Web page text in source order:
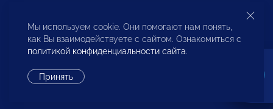
Бюро по защите прав предпринимателей и
инвесторов
Мы используем cookie. Они помогают нам понять,
как Вы взаимодействуете с сайтом. Ознакомиться с
политикой конфиденциальности сайта.
Принять